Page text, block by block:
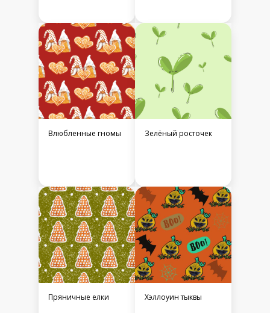
Влюбленные гномы Зелёный росточек
Пряничные елки Хэллоуин тыквы